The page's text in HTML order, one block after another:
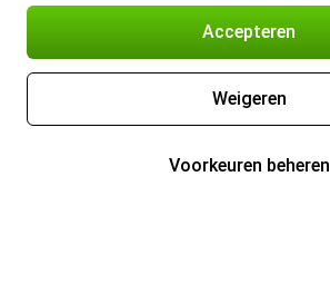
Accepteren
Weigeren
Voorkeuren beheren